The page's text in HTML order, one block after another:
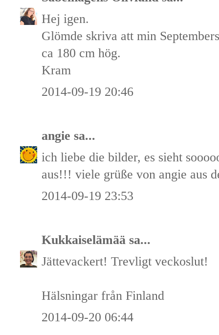
Hej igen.
Glömde skriva att min
ca 180 cm hög.
Kram
2014-09-19 20:46
angie sa...
ich liebe die bilder, es sieht
aus!!! viele grüße von angie aus
2014-09-19 23:53
Kukkaiselämää sa...
Jättevackert! Trevligt veckoslut!
Hälsningar från Finland
2014-09-20 06:44